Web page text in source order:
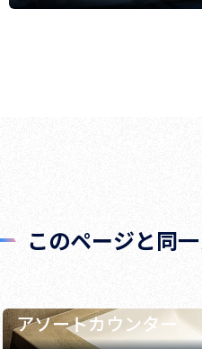
このページと同
アソートカウンター